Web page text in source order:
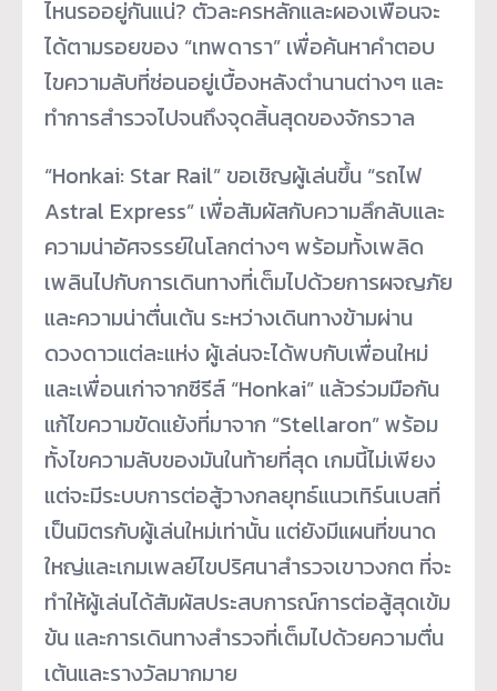
ไหนรออยู่กันแน่? ตัวละครหลักและผองเพื่อนจะ
ได้ตามรอยของ “เทพดารา” เพื่อค้นหาคำตอบ
ไขความลับที่ซ่อนอยู่เบื้องหลังตำนานต่างๆ และ
ทำการสำรวจไปจนถึงจุดสิ้นสุดของจักรวาล
“Honkai: Star Rail” ขอเชิญผู้เล่นขึ้น “รถไฟ
Astral Express” เพื่อสัมผัสกับความลึกลับและ
ความน่าอัศจรรย์ในโลกต่างๆ พร้อมทั้งเพลิด
เพลินไปกับการเดินทางที่เต็มไปด้วยการผจญภัย
และความน่าตื่นเต้น ระหว่างเดินทางข้ามผ่าน
ดวงดาวแต่ละแห่ง ผู้เล่นจะได้พบกับเพื่อนใหม่
และเพื่อนเก่าจากซีรีส์ “Honkai” แล้วร่วมมือกัน
แก้ไขความขัดแย้งที่มาจาก “Stellaron” พร้อม
ทั้งไขความลับของมันในท้ายที่สุด เกมนี้ไม่เพียง
แต่จะมีระบบการต่อสู้วางกลยุทธ์แนวเทิร์นเบสที่
เป็นมิตรกับผู้เล่นใหม่เท่านั้น แต่ยังมีแผนที่ขนาด
ใหญ่และเกมเพลย์ไขปริศนาสำรวจเขาวงกต ที่จะ
ทำให้ผู้เล่นได้สัมผัสประสบการณ์การต่อสู้สุดเข้ม
ข้น และการเดินทางสำรวจที่เต็มไปด้วยความตื่น
เต้นและรางวัลมากมาย